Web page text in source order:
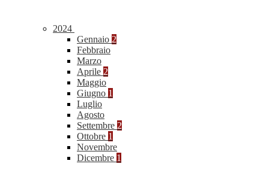
2024
Gennaio 2
Febbraio
Marzo
Aprile 2
Maggio
Giugno 1
Luglio
Agosto
Settembre 2
Ottobre 1
Novembre
Dicembre 1